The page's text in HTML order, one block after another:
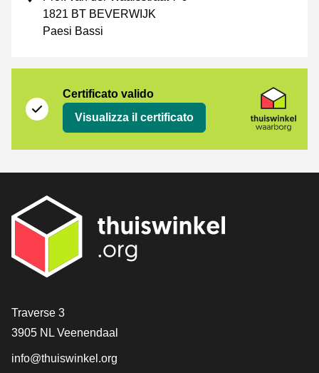
1821 BT BEVERWIJK
Paesi Bassi
Certificato valido
Visualizza il certificato
[_General:Contact]
Traverse 3
3905 NL Veenendaal
info@thuiswinkel.org